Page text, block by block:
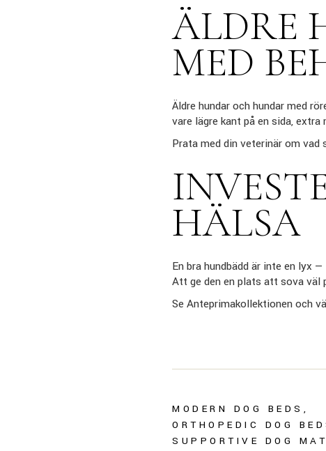
ÄLDRE
MED
Äldre hundar och hundar med
vare lägre kant på en sida,
Prata med din veterinär om
HÄLSA
En bra hundbädd är inte en lyx
Att ge den en plats att sova väl
Se Anteprimakollektionen och
MODERN DOG BEDS
ORTHOPEDIC DOG
SUPPORTIVE DOG